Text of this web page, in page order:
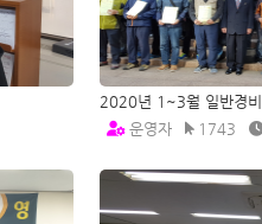
2020년 1~3월 일반경
운영자
1743